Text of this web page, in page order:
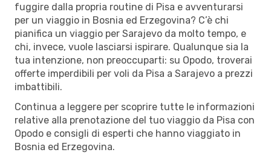
fuggire dalla propria routine di Pisa e avventurarsi
per un viaggio in Bosnia ed Erzegovina? C’è chi
pianifica un viaggio per Sarajevo da molto tempo, e
chi, invece, vuole lasciarsi ispirare. Qualunque sia la
tua intenzione, non preoccuparti: su Opodo, troverai
offerte imperdibili per voli da Pisa a Sarajevo a prezzi
imbattibili.
Continua a leggere per scoprire tutte le informazioni
relative alla prenotazione del tuo viaggio da Pisa con
Opodo e consigli di esperti che hanno viaggiato in
Bosnia ed Erzegovina.